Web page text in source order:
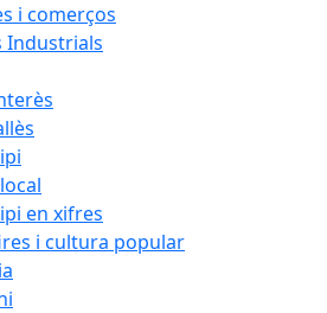
i comerços
Industrials
en xifres
i cultura popular